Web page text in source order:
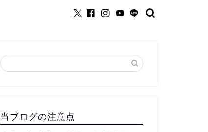
当ブログの注意点